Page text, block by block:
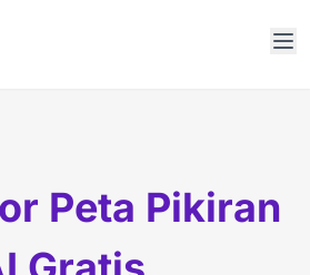
Peta Pikiran